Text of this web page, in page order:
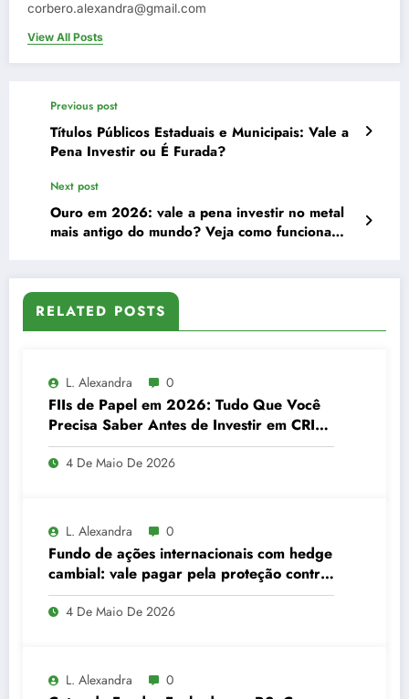
corbero.alexandra@gmail.com
View All Posts
Previous post
Títulos Públicos Estaduais e Municipais: Vale a
Pena Investir ou É Furada?
Next post
Ouro em 2026: vale a pena investir no metal
mais antigo do mundo? Veja como funciona
RELATED POSTS
L. Alexandra 0
FIIs de Papel em 2026: Tudo Que Você
Precisa Saber Antes de Investir em CRI
pelo Fundo
4 De Maio De 2026
L. Alexandra 0
Fundo de ações internacionais com hedge
cambial: vale pagar pela proteção contra
o dólar?
4 De Maio De 2026
L. Alexandra 0